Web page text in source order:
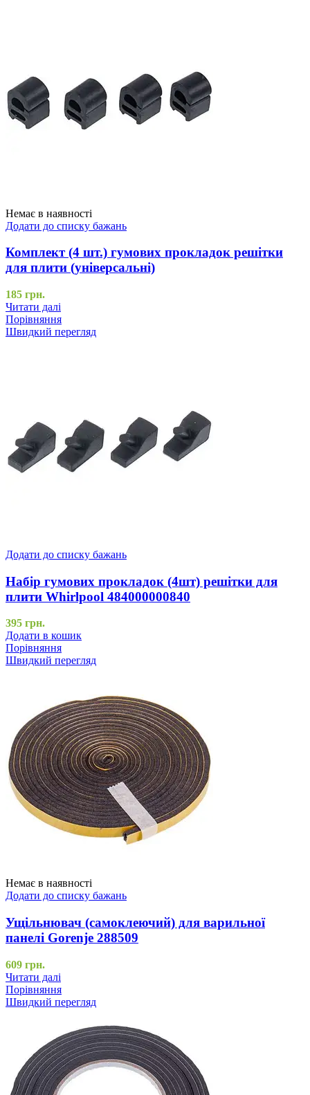
Немає в наявності
Додати до списку бажань
Комплект (4 шт.) гумових прокладок решітки
для плити (універсальні)
185 грн.
Читати далі
Порівняння
Швидкий перегляд
Додати до списку бажань
Набір гумових прокладок (4шт) решітки для
плити Whirlpool 484000000840
395 грн.
Додати в кошик
Порівняння
Швидкий перегляд
Немає в наявності
Додати до списку бажань
Ущільнювач (самоклеючий) для варильної
панелі Gorenje 288509
609 грн.
Читати далі
Порівняння
Швидкий перегляд